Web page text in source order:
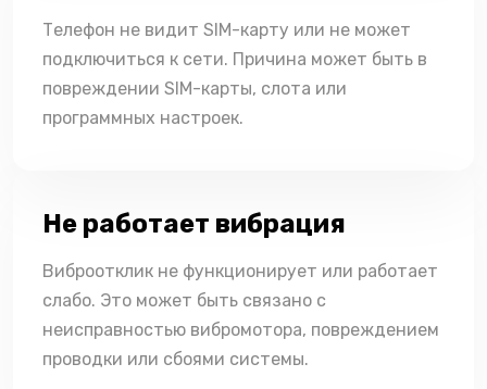
Телефон не видит SIM-карту или не может
подключиться к сети. Причина может быть в
повреждении SIM-карты, слота или
программных настроек.
Не работает вибрация
Виброотклик не функционирует или работает
слабо. Это может быть связано с
неисправностью вибромотора, повреждением
проводки или сбоями системы.